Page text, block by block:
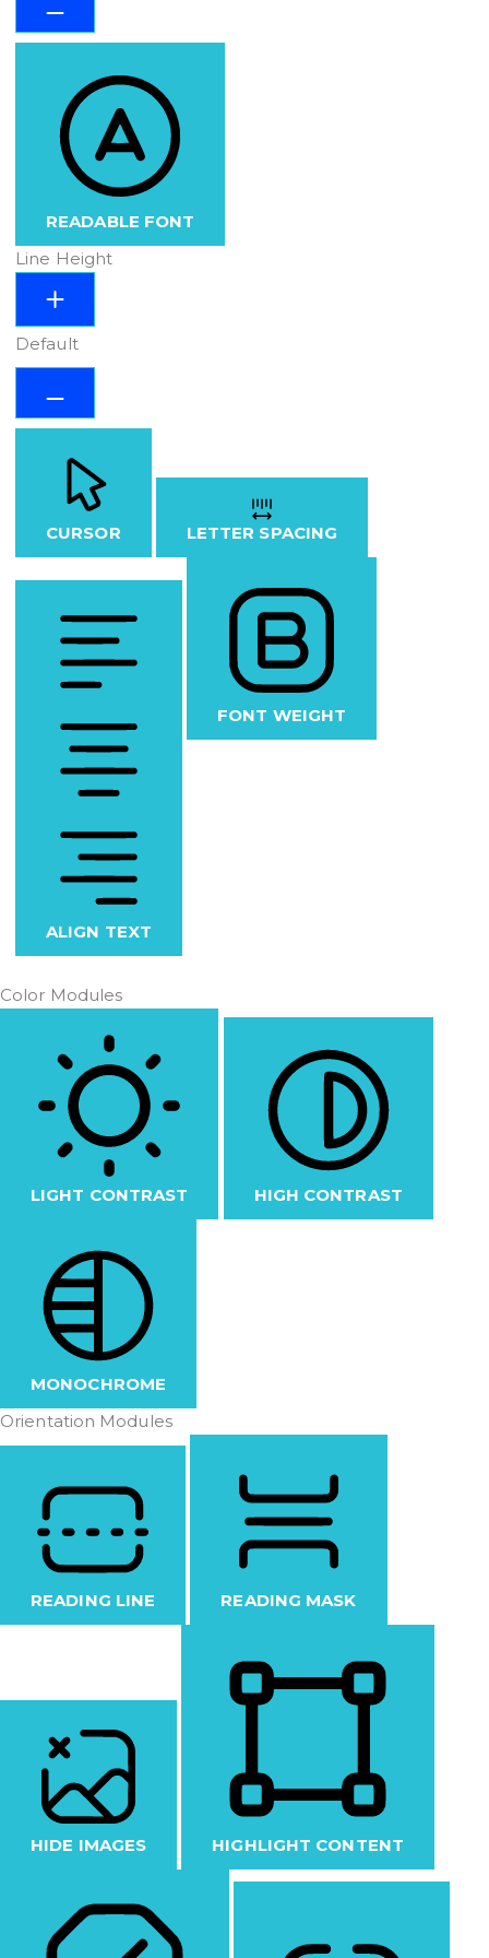
READABLE FONT
Line Height
Default
CURSOR LETTER SPACING
ALIGN TEXT
FONT WEIGHT
Color Modules
LIGHT CONTRAST HIGH CONTRAST
MONOCHROME
Orientation Modules
READING LINE READING MASK
HIDE IMAGES HIGHLIGHT CONTENT